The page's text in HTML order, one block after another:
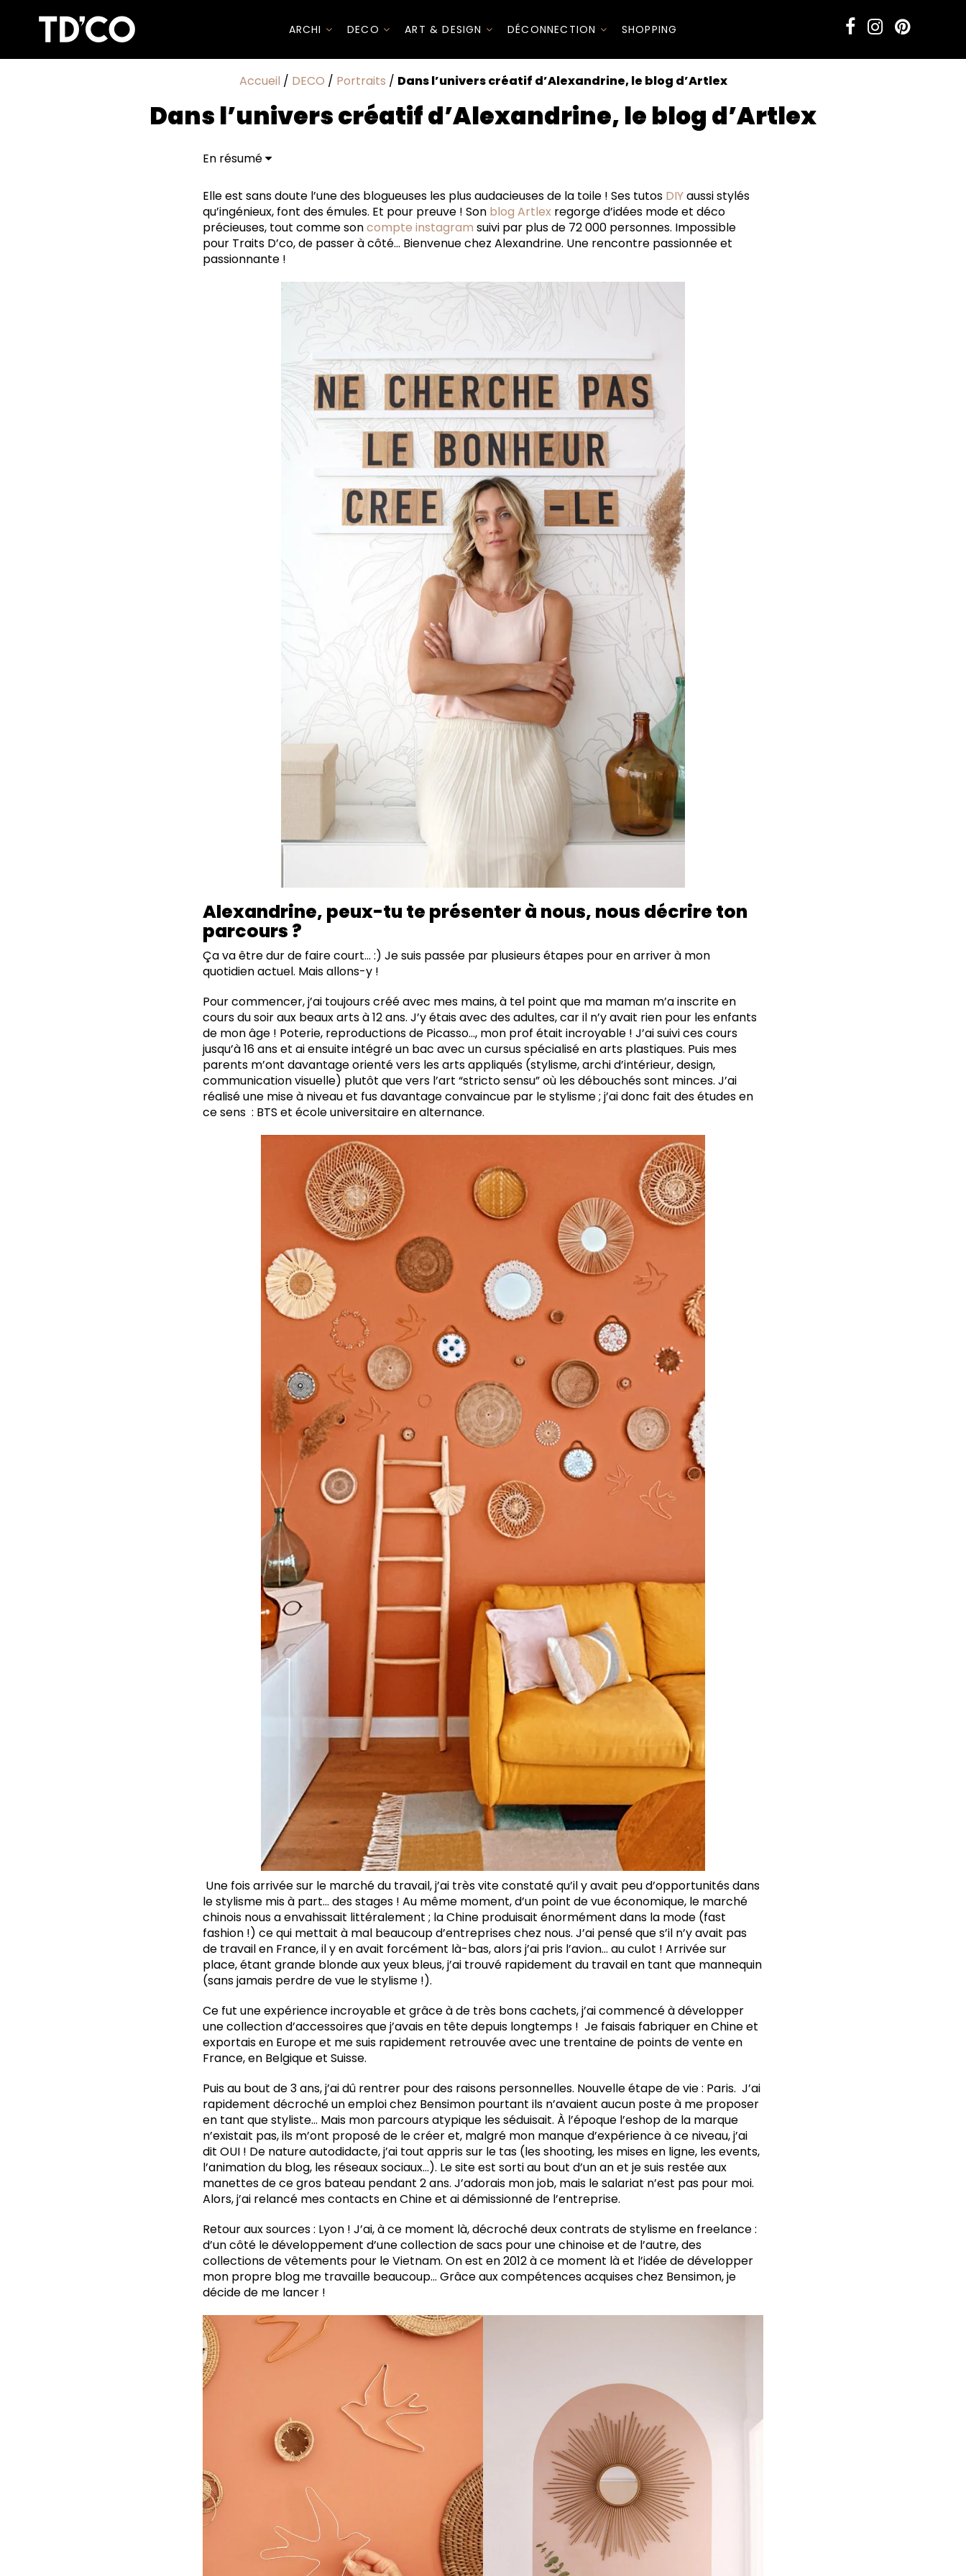
ARCHI DECO ART & DESIGN DÉCONNECTION SHOPPING
Accueil / DECO / Portraits / Dans l’univers créatif d’Alexandrine, le blog d’Artlex
Dans l’univers créatif d’Alexandrine, le blog d’Artlex
En résumé
Ton blog (effectif depuis 2012) et ton insta (datant de 2013) rencontrent rapidement un franc
succès.
Déco, mode, food, béauté... Ta créativité ne s'arrête pas à la décoration ! Le fait main/maison
semble être un véritable art de vivre pour toi.
Où trouves-tu ton inspiration ?
Tu as emménagé dans un nouvel appartement il y a peu. J'imagine que tu y as fait beaucoup de
choses toi-même ?
Comment qualifierais-tu le style de ton intérieur ?
Dans quelle pièce te sens-tu le mieux ?
Côté déco, quels sont les matériaux/matières que tu préfères utiliser et pour quelles raisons ?
Quel est le DIY déco que l'on trouve chez toi et dont tu es la plus fière. Pourquoi ?
La rentrée, l'arrivée de l'automne nous donne tous envie de changement dans la maison. Mais nous
sommes aussi dans une conjoncture spécifique... Aurais-tu un DIY déco économique et écolo à nous
La minute « très déco » d'Alexandrine
Quel est ton "must have" déco du moment ?
Un lieu déco incontournable selon toi ?
Un site internet déco incontournable ?
Ton dernier coup de coeur déco ? (créateur / objet / meuble etc.)
Elle est sans doute l’une des blogueuses les plus audacieuses de la toile ! Ses tutos DIYaussi stylés
qu’ingénieux, font des émules. Et pour preuve ! Son blog Artlex regorge d’idées mode et déco
précieuses, tout comme soncompte instagram suivi par plus de 72 000 personnes. Impossible
pour Traits D’co, de passer à côté… Bienvenue chez Alexandrine. Une rencontre passionnée et
passionnante !
Alexandrine, peux-tu te présenter à nous, nous décrire ton
parcours ?
Ça va être dur de faire court… :) Je suis passée par plusieurs étapes pour en arriver à mon
quotidien actuel. Mais allons-y !
Pour commencer, j’ai toujours créé avec mes mains, à tel point que ma maman m’a inscrite en
cours du soir aux beaux arts à 12 ans. J’y étais avec des adultes, car il n’y avait rien pour les enfants
de mon âge ! Poterie, reproductions de Picasso…, mon prof était incroyable ! J’ai suivi ces cours
jusqu’à 16 ans et ai ensuite intégré un bac avec un cursus spécialisé en arts plastiques. Puis mes
parents m’ont davantage orienté vers les arts appliqués (stylisme, archi d’intérieur, design,
communication visuelle) plutôt que vers l’art “stricto sensu” où les débouchés sont minces. J’ai
réalisé une mise à niveau et fus davantage convaincue par le stylisme ; j’ai donc fait des études en
ce sens : BTS et école universitaire en alternance.
Une fois arrivée sur le marché du travail, j’ai très vite constaté qu’il y avait peu d’opportunités dans
le stylisme mis à part… des stages ! Au même moment, d’un point de vue économique, le marché
chinois nous a envahissait littéralement ; la Chine produisait énormément dans la mode (fast
fashion !) ce qui mettait à mal beaucoup d’entreprises chez nous. J’ai pensé que s’il n’y avait pas
de travail en France, il y en avait forcément là-bas, alors j’ai pris l’avion… au culot ! Arrivée sur
place, étant grande blonde aux yeux bleus, j’ai trouvé rapidement du travail en tant que mannequin
(sans jamais perdre de vue le stylisme !).
Ce fut une expérience incroyable et grâce à de très bons cachets, j’ai commencé à développer
une collection d’accessoires que j’avais en tête depuis longtemps ! Je faisais fabriquer en Chine et
exportais en Europe et me suis rapidement retrouvée avec une trentaine de points de vente en
France, en Belgique et Suisse.
Puis au bout de 3 ans, j’ai dû rentrer pour des raisons personnelles. Nouvelle étape de vie : Paris. J’ai
rapidement décroché un emploi chez Bensimon pourtant ils n’avaient aucun poste à me proposer
en tant que styliste… Mais mon parcours atypique les séduisait. À l’époque l’eshop de la marque
n’existait pas, ils m’ont proposé de le créer et, malgré mon manque d’expérience à ce niveau, j’ai
dit OUI ! De nature autodidacte, j’ai tout appris sur le tas (les shooting, les mises en ligne, les events,
l’animation du blog, les réseaux sociaux…). Le site est sorti au bout d’un an et je suis restée aux
manettes de ce gros bateau pendant 2 ans. J’adorais mon job, mais le salariat n’est pas pour moi.
Alors, j’ai relancé mes contacts en Chine et ai démissionné de l’entreprise.
Retour aux sources : Lyon ! J’ai, à ce moment là, décroché deux contrats de stylisme en freelance :
d’un côté le développement d’une collection de sacs pour une chinoise et de l’autre, des
collections de vêtements pour le Vietnam. On est en 2012 à ce moment là et l’idée de développer
mon propre blog me travaille beaucoup… Grâce aux compétences acquises chez Bensimon, je
décide de me lancer !